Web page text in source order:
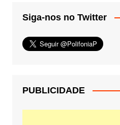
Siga-nos no Twitter
PUBLICIDADE